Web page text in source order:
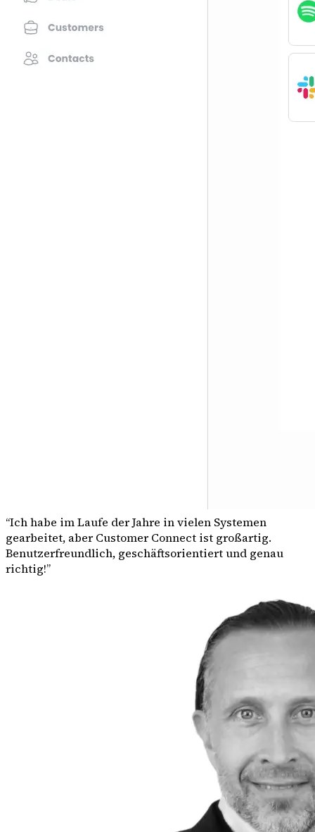
“Ich habe im Laufe der Jahre in vielen Systemen
gearbeitet, aber Customer Connect ist großartig.
Benutzerfreundlich, geschäftsorientiert und genau
richtig!”